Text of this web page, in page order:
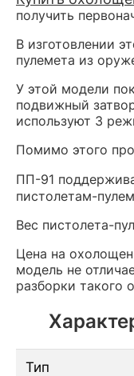
получить
В изготовлении
пулемета из
У этой модели
подвижный
используют 3
Помимо этого
ПП-91
пистолетам-
Вес пистолета-
Цена на
модель не
разборки такого
Тип